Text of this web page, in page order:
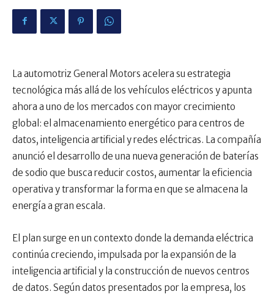
La automotriz General Motors acelera su estrategia
tecnológica más allá de los vehículos eléctricos y apunta
ahora a uno de los mercados con mayor crecimiento
global: el almacenamiento energético para centros de
datos, inteligencia artificial y redes eléctricas. La compañía
anunció el desarrollo de una nueva generación de baterías
de sodio que busca reducir costos, aumentar la eficiencia
operativa y transformar la forma en que se almacena la
energía a gran escala.
El plan surge en un contexto donde la demanda eléctrica
continúa creciendo, impulsada por la expansión de la
inteligencia artificial y la construcción de nuevos centros
de datos. Según datos presentados por la empresa, los